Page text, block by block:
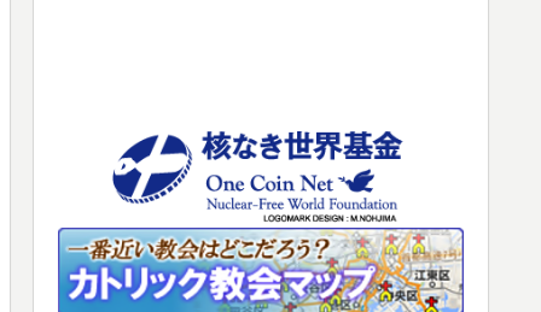
く
さ
い。